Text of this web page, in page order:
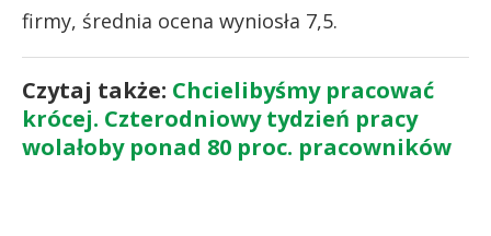
firmy, średnia ocena wyniosła 7,5.
Czytaj także: Chcielibyśmy pracować
krócej. Czterodniowy tydzień pracy
wolałoby ponad 80 proc. pracowników